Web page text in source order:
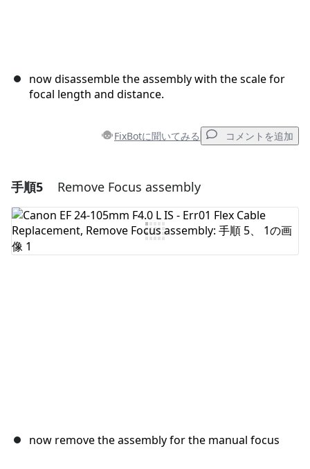
now disassemble the assembly with the scale for
focal length and distance.
FixBotに聞いてみる コメントを追加
コメントを追加
コメントを追加
手順5 Remove Focus assembly
now remove the assembly for the manual focus